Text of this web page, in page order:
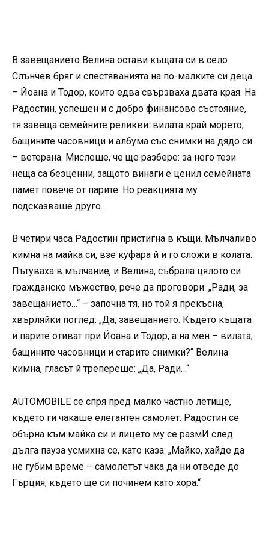
В завещанието Велина остави къщата си в село
Слънчев бряг и спестяванията на по-малките си деца
– Йоана и Тодор, които едва свързваха двата края. На
Радостин, успешен и с добро финансово състояние,
тя завеща семейните реликви: вилата край морето,
бащините часовници и албума със снимки на дядо си
– ветерана. Мислеше, че ще разбере: за него тези
неща са безценни, защото винаги е ценил семейната
памет повече от парите. Но реакцията му
подсказваше друго.
В четири часа Радостин пристигна в къщи. Мълчаливо
кимна на майка си, взе куфара й и го сложи в колата.
Пътуваха в мълчание, и Велина, събрала цялото си
гражданско мъжество, рече да проговори. „Ради, за
завещанието…“ – започна тя, но той я прекъсна,
хвърляйки поглед: „Да, завещанието. Където къщата
и парите отиват при Йоана и Тодор, а на мен – вилата,
бащините часовници и старите снимки?“ Велина
кимна, гласът й трепереше: „Да, Ради…“
AUTOMOBILE се спря пред малко частно летище,
където ги чакаше елегантен самолет. Радостин се
обърна към майка си и лицето му се размИ след
дълга пауза усмихна се, като каза: „Майко, хайде да
не губим време – самолетът чака да ни отведе до
Гърция, където ще си починем като хора.“